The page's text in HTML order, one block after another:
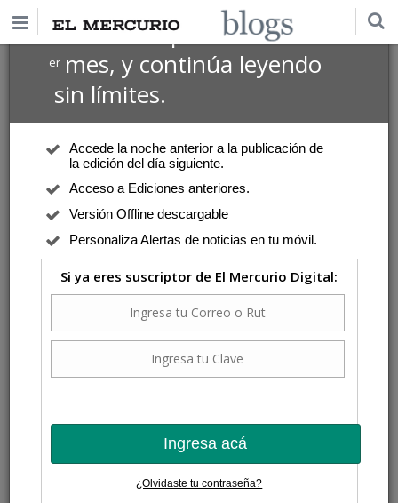
Suscríbete por $1 USD
ermes, y continúa leyendo
sin límites.
Accede la noche anterior a la publicación de
la edición del día siguiente.
Acceso a Ediciones anteriores.
Versión Offline descargable
Personaliza Alertas de noticias en tu móvil.
Si ya eres suscriptor de El Mercurio Digital:
Ingresa acá
¿Olvidaste tu contraseña?